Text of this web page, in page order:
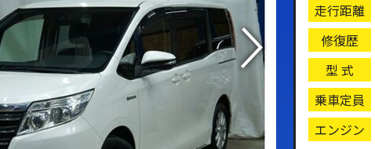
走行距離
修復歴
型 式
乗車定員
エンジン